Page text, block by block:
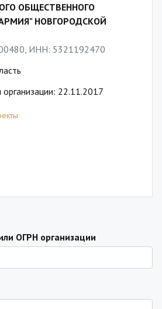
ОБЩЕСТВЕННОГО
НОВГОРОДСКОЙ
ИНН: 5321192470
организации: 22.11.2017
ОГРН организации